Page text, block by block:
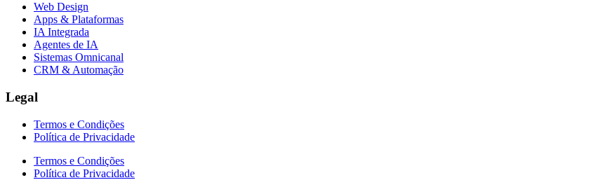
Web Design
Apps & Plataformas
IA Integrada
Agentes de IA
Sistemas Omnicanal
CRM & Automação
Legal
Termos e Condições
Política de Privacidade
Termos e Condições
Política de Privacidade